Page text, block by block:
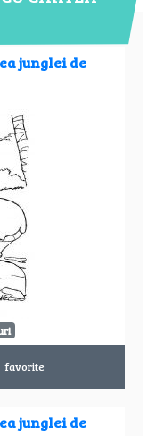
junglei de
favorite
junglei de